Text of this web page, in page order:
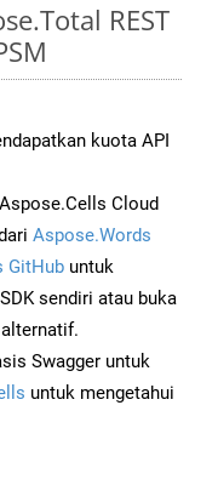
REST
kuota API
Cloud
Aspose.Words
GitHub untuk
sendiri atau buka
Swagger untuk
untuk mengetahui